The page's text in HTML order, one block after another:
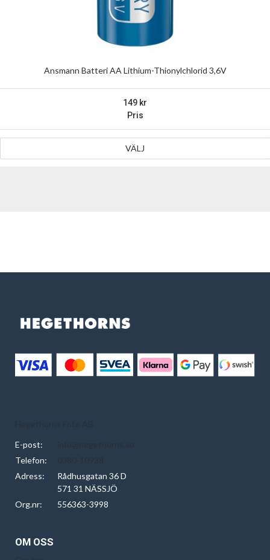
Ansmann Batteri AA Lithium-Thionylchlorid 3,6V
Pris
149
VÄLJ
Hegethorns Foto AB
E-post:
info@hegethorns.se
Telefon:
0380-10928
Adress:
Rådhusgatan 36 D
571 31 NÄSSJÖ
Org.nr:
556363-3998
OM OSS